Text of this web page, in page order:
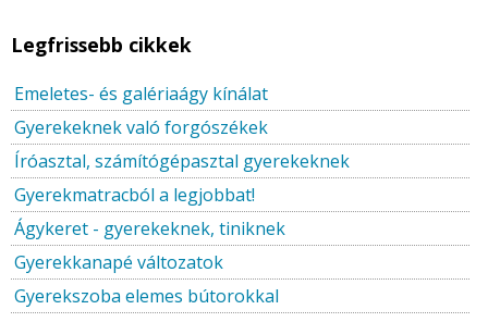
Legfrissebb cikkek
Emeletes- és galériaágy kínálat
Gyerekeknek való forgószékek
Íróasztal, számítógépasztal gyerekeknek
Gyerekmatracból a legjobbat!
Ágykeret - gyerekeknek, tiniknek
Gyerekkanapé változatok
Gyerekszoba elemes bútorokkal